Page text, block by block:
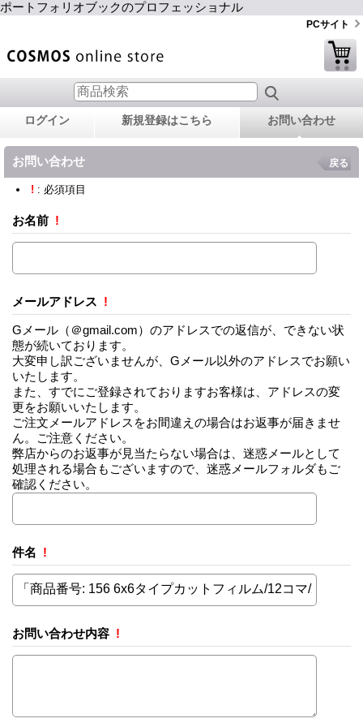
ポートフォリオブックのプロフェッショナル
PCサイト
ログイン 新規登録はこちら お問い合わせ
お問い合わせ 戻る
! : 必須項目
お名前 !
メールアドレス !
Gメール（＠gmail.com）のアドレスでの返信が、できない状
態が続いております。
大変申し訳ございませんが、Gメール以外のアドレスでお願い
いたします。
また、すでにご登録されておりますお客様は、アドレスの変
更をお願いいたします。
ご注文メールアドレスをお間違えの場合はお返事が届きませ
ん。ご注意ください。
弊店からのお返事が見当たらない場合は、迷惑メールとして
処理される場合もございますので、迷惑メールフォルダもご
確認ください。
件名 !
お問い合わせ内容 !